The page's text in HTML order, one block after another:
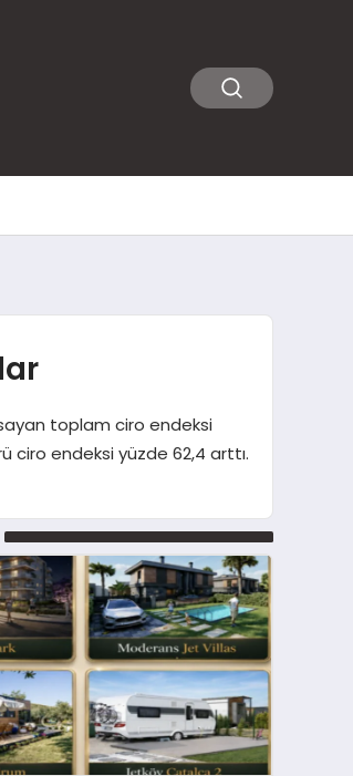
toplam ciro endeksi
ciro endeksi yüzde 62,4 arttı.